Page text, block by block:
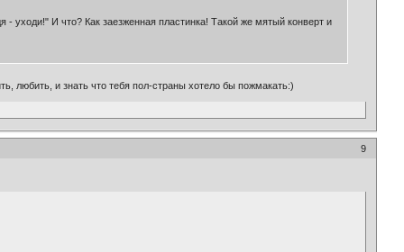
уходи!" И что? Как заезженная пластинка! Такой же мятый конверт и
любить, и знать что тебя пол-страны хотело бы пожмакать:)
9